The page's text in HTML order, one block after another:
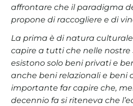
affrontare che il paradigma
propone di raccogliere e di
La prima è di natura
capire a tutti che nelle nostre
esistono solo beni privati e
anche beni relazionali e beni
importante far capire che,
decennio fa si riteneva che